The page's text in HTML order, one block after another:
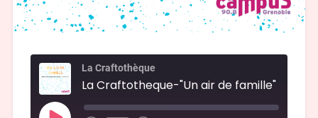
La Craftothèque